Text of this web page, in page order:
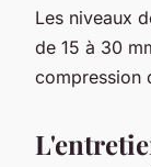
Les niveaux
de 15 à 30
compression